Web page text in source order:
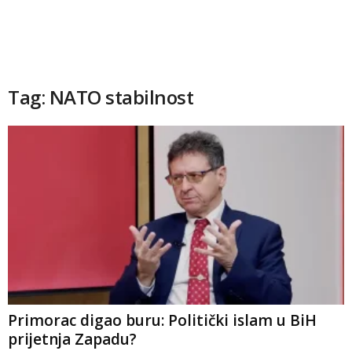
Tag: NATO stabilnost
Primorac digao buru: Politički islam u BiH
prijetnja Zapadu?